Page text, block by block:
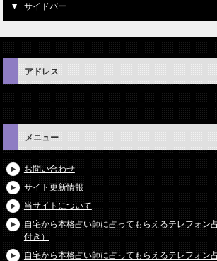
サイドバー
アドレス
メニュー
お問い合わせ
サイト更新情報
当サイトについて
自宅から本格占い師に占ってもらえるテレフォン
付き）
自宅から本格占い師に占ってもらえるテレフォン